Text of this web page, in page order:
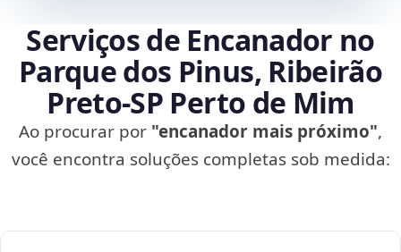
Serviços de Encanador no
Parque dos Pinus, Ribeirão
Preto‑SP Perto de Mim
Ao procurar por "encanador mais próximo",
você encontra soluções completas sob medida: